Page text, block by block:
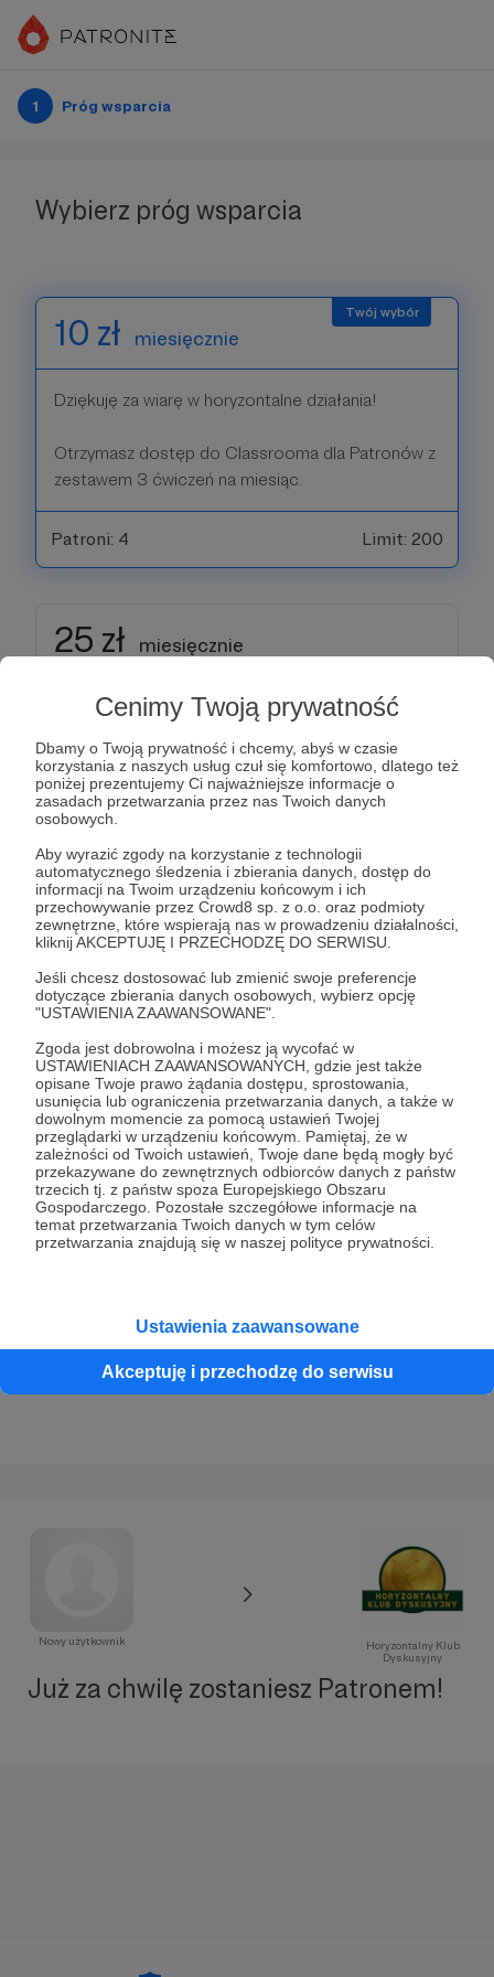
Cenimy Twoją prywatność
Dbamy o Twoją prywatność i chcemy, abyś w czasie
korzystania z naszych usług czuł się komfortowo, dlatego też
poniżej prezentujemy Ci najważniejsze informacje o
zasadach przetwarzania przez nas Twoich danych
osobowych.
Aby wyrazić zgody na korzystanie z technologii
automatycznego śledzenia i zbierania danych, dostęp do
informacji na Twoim urządzeniu końcowym i ich
przechowywanie przez Crowd8 sp. z o.o. oraz podmioty
zewnętrzne, które wspierają nas w prowadzeniu działalności,
kliknij AKCEPTUJĘ I PRZECHODZĘ DO SERWISU.
Jeśli chcesz dostosować lub zmienić swoje preferencje
dotyczące zbierania danych osobowych, wybierz opcję
"USTAWIENIA ZAAWANSOWANE".
Zgoda jest dobrowolna i możesz ją wycofać w
USTAWIENIACH ZAAWANSOWANYCH, gdzie jest także
opisane Twoje prawo żądania dostępu, sprostowania,
usunięcia lub ograniczenia przetwarzania danych, a także w
dowolnym momencie za pomocą ustawień Twojej
przeglądarki w urządzeniu końcowym. Pamiętaj, że w
zależności od Twoich ustawień, Twoje dane będą mogły być
przekazywane do zewnętrznych odbiorców danych z państw
trzecich tj. z państw spoza Europejskiego Obszaru
Gospodarczego. Pozostałe szczegółowe informacje na
temat przetwarzania Twoich danych w tym celów
przetwarzania znajdują się w naszej polityce prywatności.
Ustawienia zaawansowane
Akceptuję i przechodzę do serwisu
1 Próg wsparcia
Wybierz próg wsparcia
10 zł miesięcznie
Dziękuję za wiarę w horyzontalne działania!
Otrzymasz dostęp do Classrooma dla Patronów z
zestawem 3 ćwiczeń na miesiąc.
Patroni: 4 Limit: 200
25 zł miesięcznie
Dziękuję za wiarę w horyzontalne działania!
Otrzymasz dostęp do specjalnych spotkań
patronów online. Będą one przestrzenią do
wspólnej dyskusji, refleksji na różne tematy oraz
Obowiązują także nagrody z poprzednich progów.
Patroni: 6 Limit: 100
100 zł miesięcznie
Dziękuję za wiarę w horyzontalne działania!
Nagroda za ten próg to #TUTORING - 90-
minutowe spotkanie online z ćwiczeniami - do
wyboru przez Patrona wedle potrzeby
indywidualnej. Spotkanie raz na 3 miesiące.
Patroni: 5 Limit: 60
Nowy użytkownik
Horyzontalny Klub
Dyskusyjny
Już za chwilę zostaniesz Patronem!